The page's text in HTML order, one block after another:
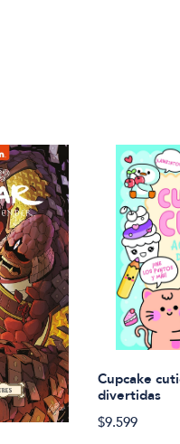
Cupcake
divertidas
$9.599